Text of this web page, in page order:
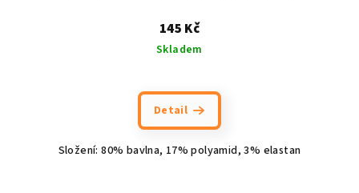
145 Kč
Skladem
Detail
Složení: 80% bavlna, 17% polyamid, 3% elastan